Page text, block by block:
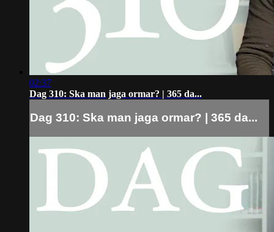
02:37
Dag 310: Ska man jaga ormar? | 365 da...
Dag 310: Ska man jaga ormar? | 365 da...